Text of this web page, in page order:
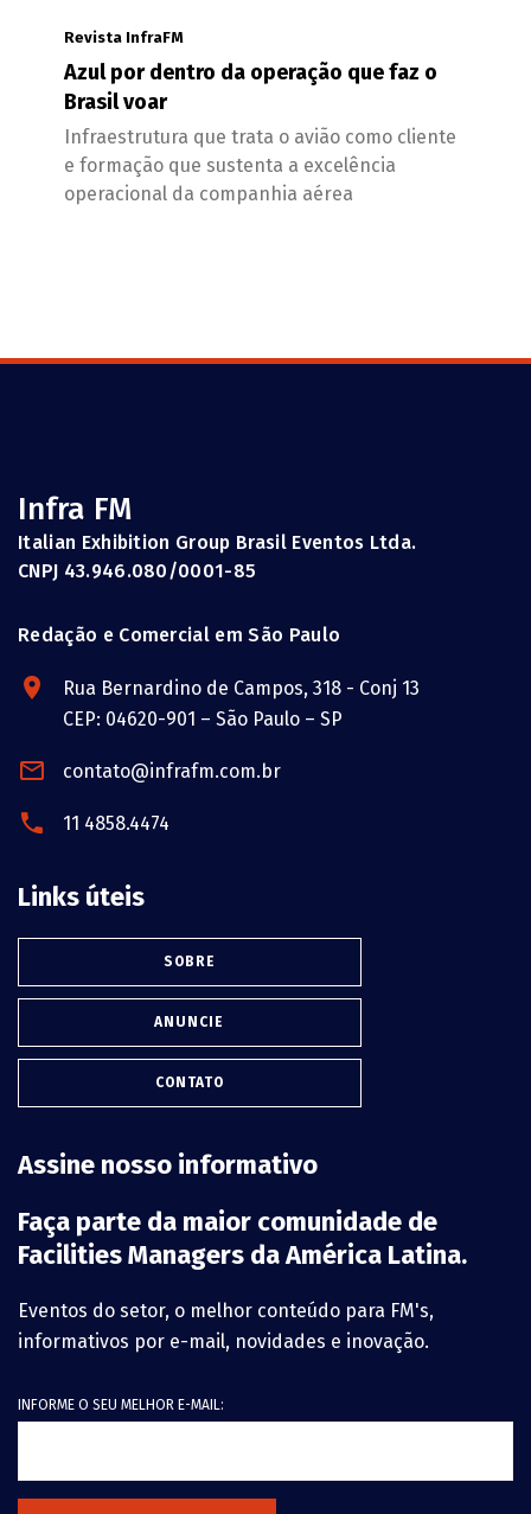
Revista InfraFM
Azul por dentro da operação que faz o
Brasil voar
Infraestrutura que trata o avião como cliente
e formação que sustenta a excelência
operacional da companhia aérea
Infra FM
Italian Exhibition Group Brasil Eventos Ltda.
CNPJ 43.946.080/0001-85
Redação e Comercial em São Paulo
Rua Bernardino de Campos, 318 - Conj 13
CEP: 04620-901 – São Paulo – SP
contato@infrafm.com.br
11 4858.4474
Links úteis
SOBRE
ANUNCIE
CONTATO
Assine nosso informativo
Faça parte da maior comunidade de
Facilities Managers da América Latina.
Eventos do setor, o melhor conteúdo para FM's,
informativos por e-mail, novidades e inovação.
INFORME O SEU MELHOR E-MAIL: